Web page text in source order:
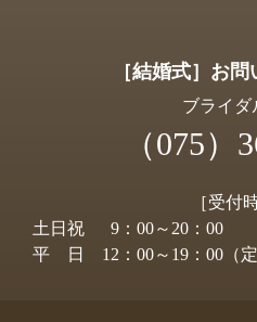
［結婚式］お
ブライダ
（075）
［受付
土日祝
9：00～20：00
平日 12：00～19：00（